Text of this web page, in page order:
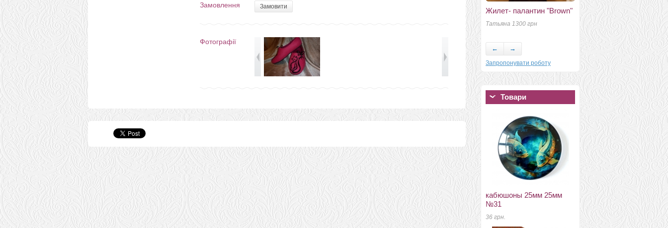
Жилет- палантин "Brown"
Татьяна 1300 грн
Шарф
Светлана 300 грн.
← →
Запропонувати роботу
Товари
кабюшоны 25мм 25мм
№31
36 грн.
Коллекция Темпера
19мкм подруги
140 грн.
Замовлення Замовити
Фотографії